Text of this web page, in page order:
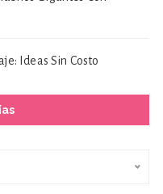
Ideas Sin Costo